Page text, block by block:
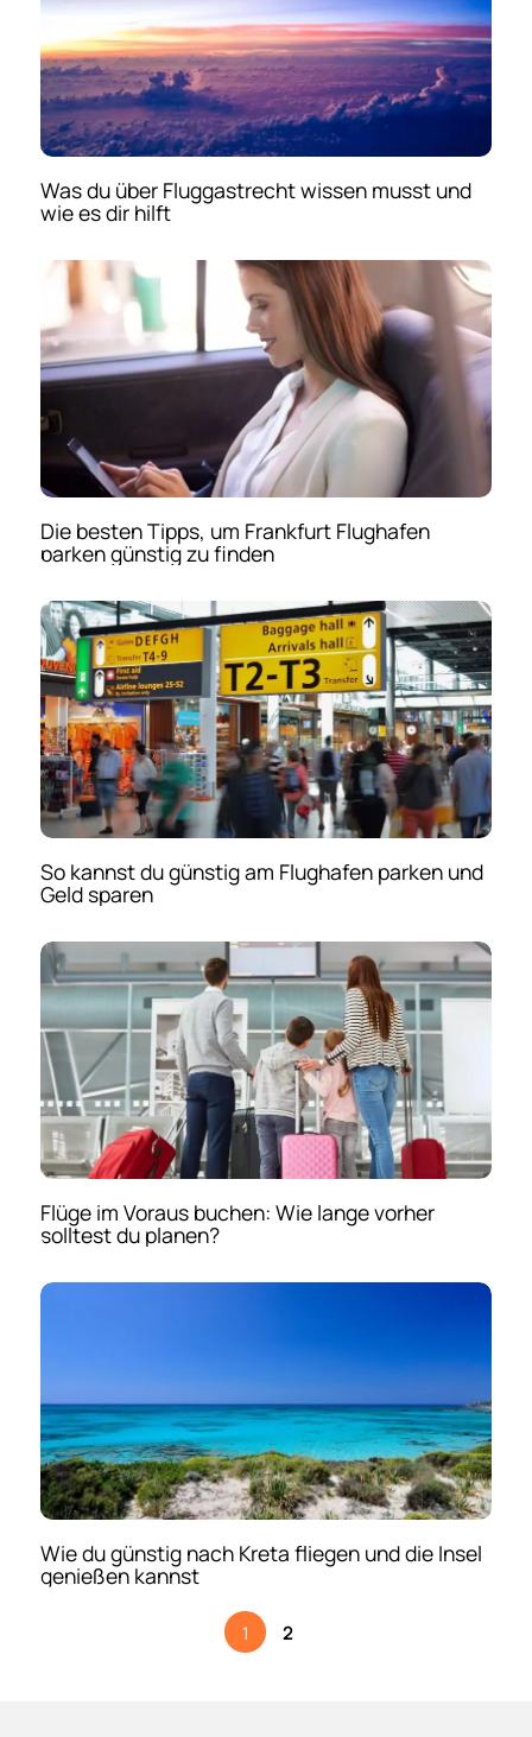
Was du über Fluggastrecht wissen musst und
wie es dir hilft
Die besten Tipps, um Frankfurt Flughafen
parken günstig zu finden
So kannst du günstig am Flughafen parken und
Geld sparen
Flüge im Voraus buchen: Wie lange vorher
solltest du planen?
Wie du günstig nach Kreta fliegen und die Insel
genießen kannst
1 2